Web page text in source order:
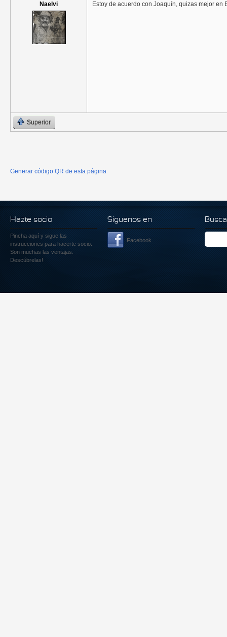
Naelvi Estoy de acuerdo con Joaquín, quizas mejor en
Superior
Generar código QR de esta página
Hazte socio
Pincha aquí y sigue las
instrucciones para hacerte socio.
Son muchas las ventajas.
Descúbrelas!
Siguenos en
Facebook